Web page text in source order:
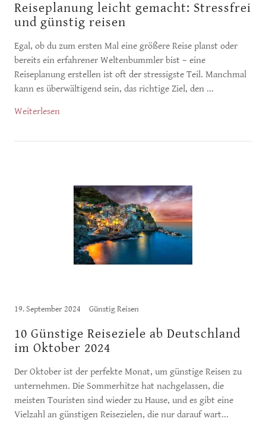
Reiseplanung leicht gemacht: Stressfrei
und günstig reisen
Egal, ob du zum ersten Mal eine größere Reise planst oder
bereits ein erfahrener Weltenbummler bist – eine
Reiseplanung erstellen ist oft der stressigste Teil. Manchmal
kann es überwältigend sein, das richtige Ziel, den ...
Weiterlesen
19. September 2024 Günstig Reisen
10 Günstige Reiseziele ab Deutschland
im Oktober 2024
Der Oktober ist der perfekte Monat, um günstige Reisen zu
unternehmen. Die Sommerhitze hat nachgelassen, die
meisten Touristen sind wieder zu Hause, und es gibt eine
Vielzahl an günstigen Reisezielen, die nur darauf wart...